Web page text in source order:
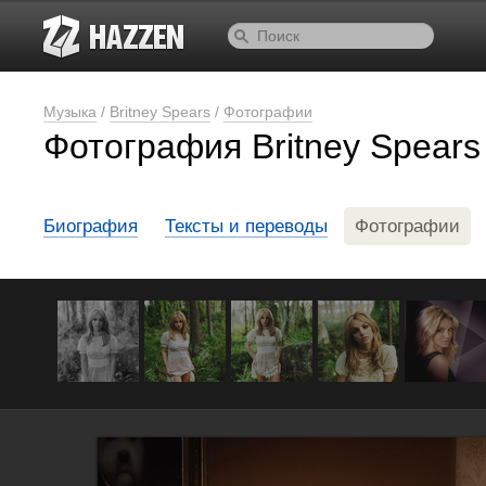
Музыка / Britney Spears / Фотографии
Фотография Britney
Биография Тексты и переводы Фотографии